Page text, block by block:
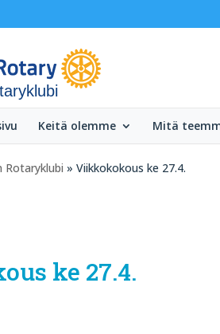
Keitä olemme Mitä
Rotaryklubi » Viikkokokous ke 27.4.
ke 27.4.